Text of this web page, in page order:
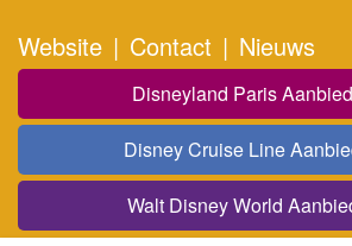
Website | Contact | Nieuws
Disneyland Paris
Disney Cruise Line
Walt Disney World